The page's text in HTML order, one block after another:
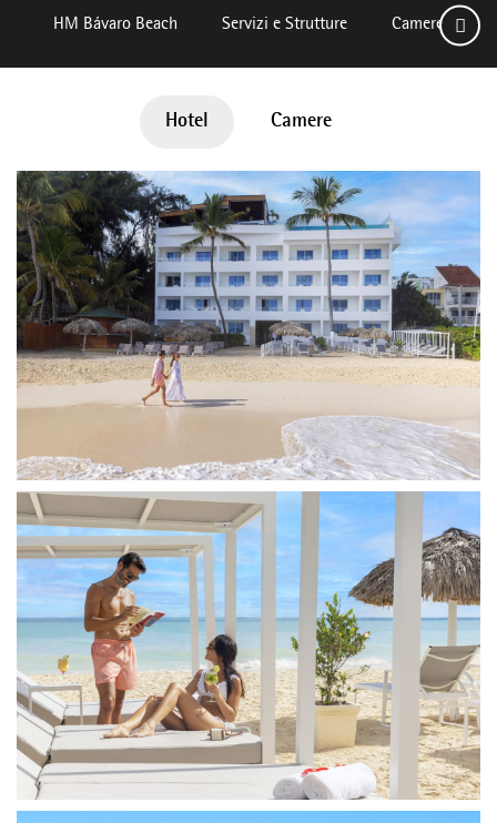
HM Bávaro Beach Servizi e Strutture Camere
Hotel Camere